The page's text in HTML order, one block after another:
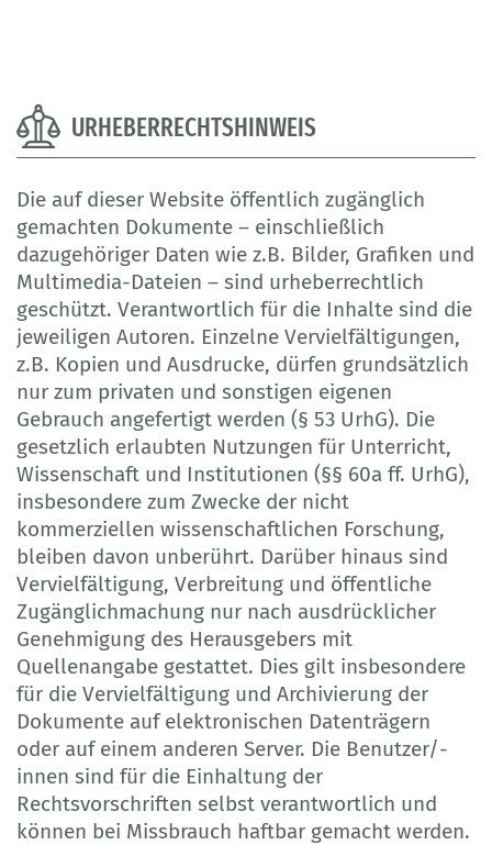
URHEBERRECHTSHINWEIS
Die auf dieser Website öffentlich zugänglich
gemachten Dokumente – einschließlich
dazugehöriger Daten wie z.B. Bilder, Grafiken und
Multimedia-Dateien – sind urheberrechtlich
geschützt. Verantwortlich für die Inhalte sind die
jeweiligen Autoren. Einzelne Vervielfältigungen,
z.B. Kopien und Ausdrucke, dürfen grundsätzlich
nur zum privaten und sonstigen eigenen
Gebrauch angefertigt werden (§ 53 UrhG). Die
gesetzlich erlaubten Nutzungen für Unterricht,
Wissenschaft und Institutionen (§§ 60a ff. UrhG),
insbesondere zum Zwecke der nicht
kommerziellen wissenschaftlichen Forschung,
bleiben davon unberührt. Darüber hinaus sind
Vervielfältigung, Verbreitung und öffentliche
Zugänglichmachung nur nach ausdrücklicher
Genehmigung des Herausgebers mit
Quellenangabe gestattet. Dies gilt insbesondere
für die Vervielfältigung und Archivierung der
Dokumente auf elektronischen Datenträgern
oder auf einem anderen Server. Die Benutzer/-
innen sind für die Einhaltung der
Rechtsvorschriften selbst verantwortlich und
können bei Missbrauch haftbar gemacht werden.